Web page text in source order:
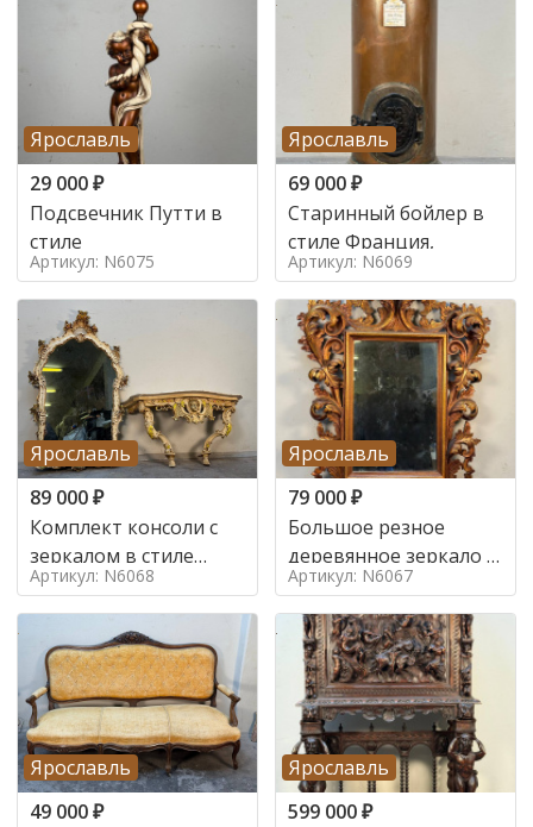
Ярославль
29 000₽
Подсвечник Путти в
стиле
Артикул: N6075
Ярославль
69 000₽
Старинный бойлер в
стиле Франция,
Артикул: N6069
Ярославль
89 000₽
Комплект консоли с
зеркалом в стиле
ренессанс,
Артикул: N6068
Ярославль
79 000₽
Большое резное
деревянное зеркало с
золочением в стиле
Артикул: N6067
Ярославль
49 000₽
Ярославль
599 000₽